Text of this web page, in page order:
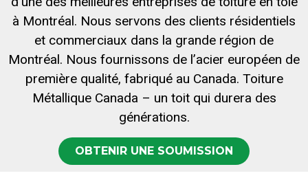
à Montréal. Nous servons des clients résidentiels
et commerciaux dans la grande région de
Montréal. Nous fournissons de l’acier européen de
première qualité, fabriqué au Canada. Toiture
Métallique Canada – un toit qui durera des
générations.
OBTENIR UNE SOUMISSION